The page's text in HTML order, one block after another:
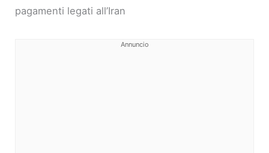
pagamenti legati all’Iran
Annuncio